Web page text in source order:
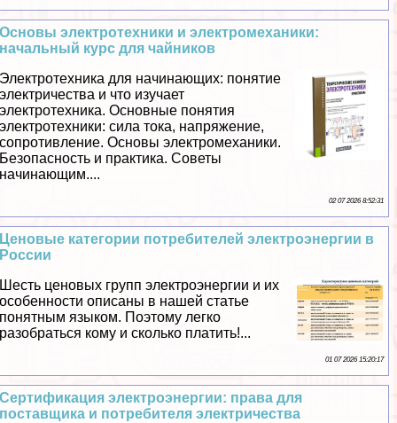
Основы электротехники и электромеханики:
начальный курс для чайников
Электротехника для начинающих: понятие
электричества и что изучает
электротехника. Основные понятия
электротехники: сила тока, напряжение,
сопротивление. Основы электромеханики.
Безопасность и пpaктика. Советы
начинающим....
02 07 2026 8:52:31
Ценовые категории потребителей электроэнергии в
России
Шесть ценовых групп электроэнергии и их
особенности описаны в нашей статье
понятным языком. Поэтому легко
разобраться кому и сколько платить!...
01 07 2026 15:20:17
Сертификация электроэнергии: права для
поставщика и потребителя электричества